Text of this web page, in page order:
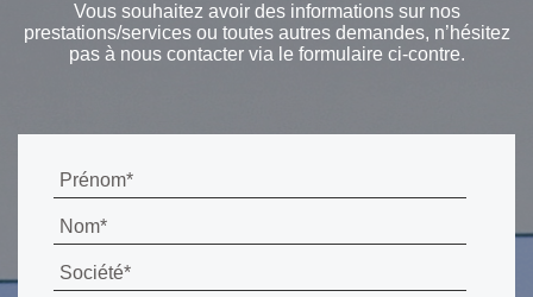
Vous souhaitez avoir des informations sur nos
prestations/services ou toutes autres demandes, n’hésitez
pas à nous contacter via le formulaire ci-contre.